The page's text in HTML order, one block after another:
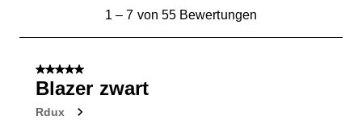
von
Bewertungen.
1 – 7 von 55 Bewertungen
5 von 5 Sternen.
Blazer zwart
Rdux